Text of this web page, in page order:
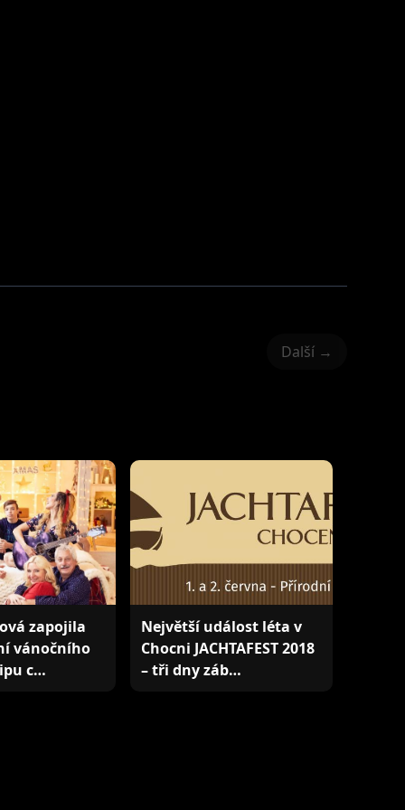
Další →
zapojila
vánočního
c…
Největší událost léta v
Chocni JACHTAFEST 2018
– tři dny záb…